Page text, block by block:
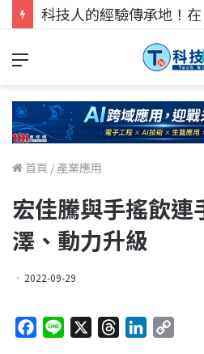
首頁 / 產業應用
宏佳騰與手搖飲連
澤、動力升級
2022-09-29